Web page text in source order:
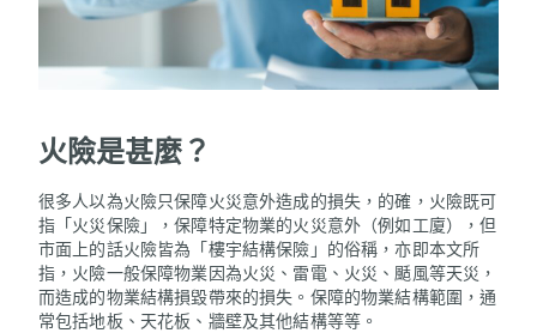
火險是甚麼？
很多人以為火險只保障火災意外造成的損失，的確，火險既可
指「火災保險」，保障特定物業的火災意外（例如工廈），但
市面上的話火險皆為「樓宇結構保險」的俗稱，亦即本文所
指，火險一般保障物業因為火災、雷電、火災、颳風等天災，
而造成的物業結構損毀帶來的損失。保障的物業結構範圍，通
常包括地板、天花板、牆壁及其他結構等等。